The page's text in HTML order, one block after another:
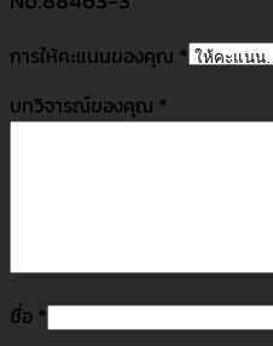
การให้คะแนนของคุณ *
บทวิจารณ์ของคุณ *
ชื่อ *